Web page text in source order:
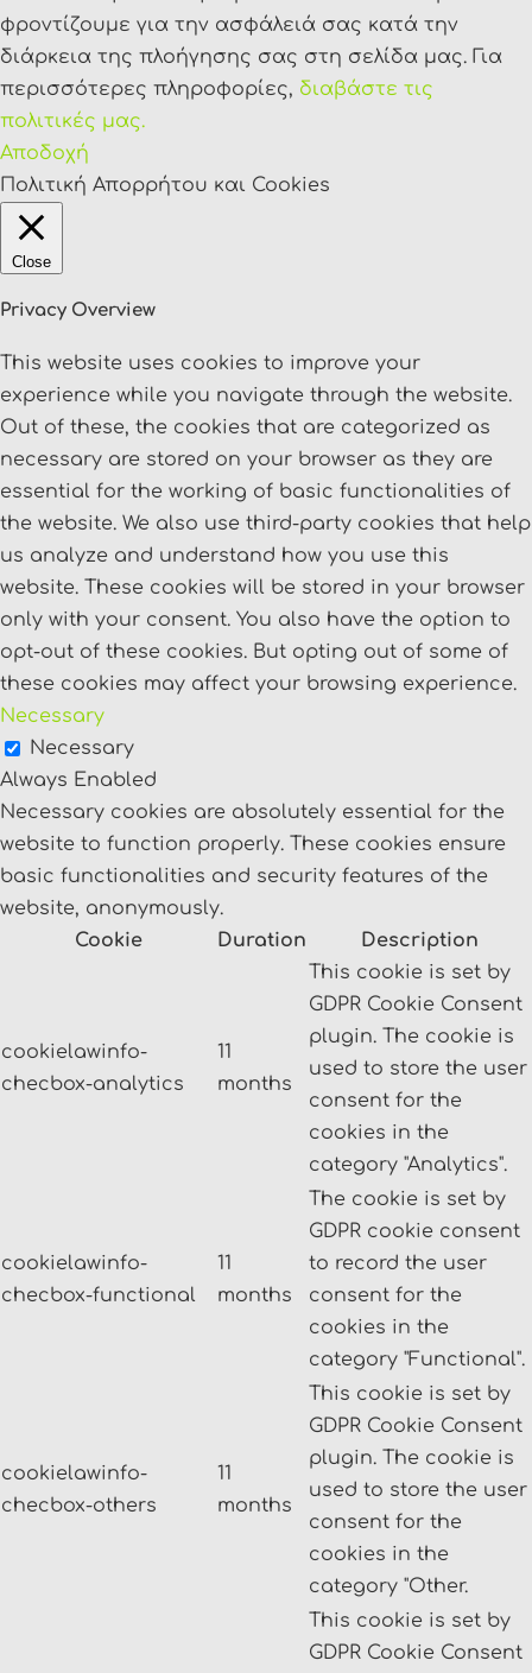
φροντίζουμε για την ασφάλειά σας κατά την
διάρκεια της πλοήγησης σας στη σελίδα μας. Για
περισσότερες πληροφορίες, διαβάστε τις
πολιτικές μας.
Αποδοχή
Πολιτική Απορρήτου και Cookies
Close
Privacy Overview
This website uses cookies to improve your
experience while you navigate through the website.
Out of these, the cookies that are categorized as
necessary are stored on your browser as they are
essential for the working of basic functionalities of
the website. We also use third-party cookies that help
us analyze and understand how you use this
website. These cookies will be stored in your browser
only with your consent. You also have the option to
opt-out of these cookies. But opting out of some of
these cookies may affect your browsing experience.
Necessary
Necessary
Always Enabled
Necessary cookies are absolutely essential for the
website to function properly. These cookies ensure
basic functionalities and security features of the
website, anonymously.
Cookie
Duration Description
cookielawinfo-
checbox-analytics
11
months
This cookie is set by
GDPR Cookie Consent
plugin. The cookie is
used to store the user
consent for the
cookies in the
category "Analytics".
cookielawinfo-
checbox-functional
11
months
The cookie is set by
GDPR cookie consent
to record the user
consent for the
cookies in the
category "Functional".
cookielawinfo-
checbox-others
11
months
This cookie is set by
GDPR Cookie Consent
plugin. The cookie is
used to store the user
consent for the
cookies in the
category "Other.
This cookie is set by
GDPR Cookie Consent